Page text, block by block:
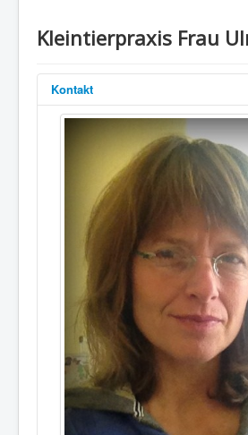
Kleintierpraxis Frau
Kontakt